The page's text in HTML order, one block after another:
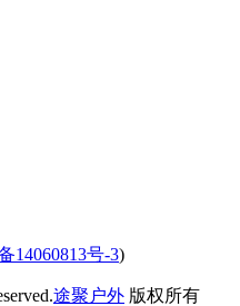
14060813号-3)
途聚户外 版权所有